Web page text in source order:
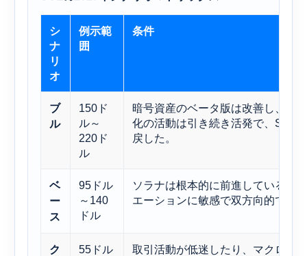
シ
ナ
リ
オ
例示範
囲
条件
ブ
ル
150ド
ル～
220ド
ル
暗号資産のベータ版は改善し、ス
化の活動は引き続き活発で、SOL
戻した。
ベ
ー
ス
95ドル
～140
ドル
ソラナは根本的に前進しているが
エーションに敏感で双方向的であ
ク
55ドル
取引活動が低迷したり、マクロ経